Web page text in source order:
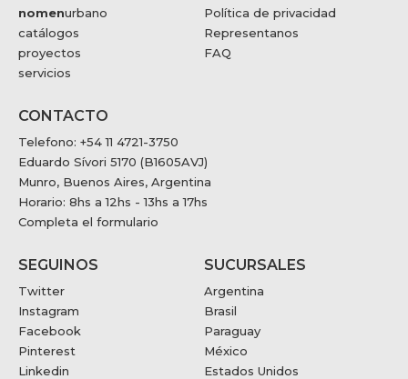
nomenurbano
catálogos
proyectos
servicios
Política de privacidad
Representanos
FAQ
CONTACTO
Telefono: +54 11 4721-3750
Eduardo Sívori 5170 (B1605AVJ)
Munro, Buenos Aires, Argentina
Horario: 8hs a 12hs - 13hs a 17hs
Completa el formulario
SEGUINOS
Twitter
Instagram
Facebook
Pinterest
Linkedin
SUCURSALES
Argentina
Brasil
Paraguay
México
Estados Unidos